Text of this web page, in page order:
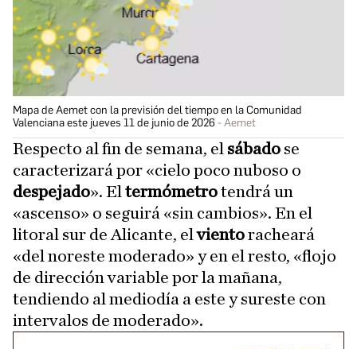
Mapa de Aemet con la previsión del tiempo en la Comunidad
Valenciana este jueves 11 de junio de 2026
Aemet
Respecto al fin de semana, el sábado se
caracterizará por «cielo poco nuboso o
despejado». El termómetrotendrá un
«ascenso» o seguirá «sin cambios». En el
litoral sur de Alicante, elvientoracheará
«del noreste moderado» y en el resto, «flojo
de dirección variable por la mañana,
tendiendo al mediodía a este y sureste con
intervalos de moderado».